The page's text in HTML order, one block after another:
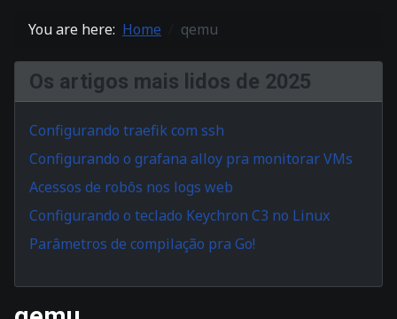
You are here: Home qemu
Os artigos mais lidos de 2025
Configurando traefik com ssh
Configurando o grafana alloy pra monitorar VMs
Acessos de robôs nos logs web
Configurando o teclado Keychron C3 no Linux
Parâmetros de compilação pra Go!